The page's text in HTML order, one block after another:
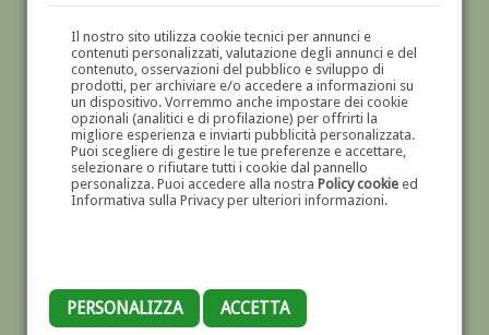
Il nostro sito utilizza cookie tecnici per annunci e
contenuti personalizzati, valutazione degli annunci e del
contenuto, osservazioni del pubblico e sviluppo di
prodotti, per archiviare e/o accedere a informazioni su
un dispositivo. Vorremmo anche impostare dei cookie
opzionali (analitici e di profilazione) per offrirti la
migliore esperienza e inviarti pubblicità personalizzata.
Puoi scegliere di gestire le tue preferenze e accettare,
selezionare o rifiutare tutti i cookie dal pannello
personalizza. Puoi accedere alla nostra Policy cookieed
Informativa sulla Privacy per ulteriori informazioni.
PERSONALIZZA ACCETTA
GALLERIAD'ARTE
DIPINTI E SCULTURE '800 E '900